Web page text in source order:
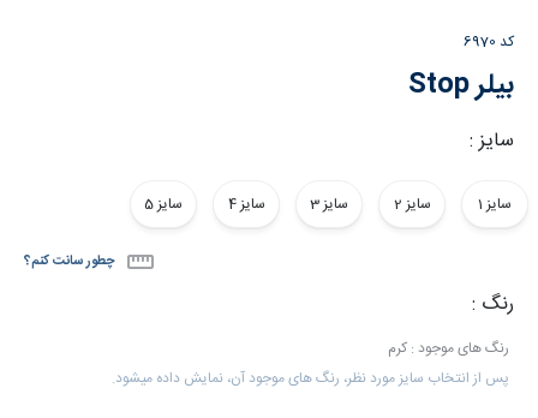
کد 6970
بیلر Stop
سایز :
سایز 1 سایز 2 سایز 3 سایز 4 سایز 5
چطور سانت کنم؟
رنگ :
رنگ های موجود : کرم
پس از انتخاب سایز مورد نظر، رنگ های موجود آن، نمایش داده میشود.